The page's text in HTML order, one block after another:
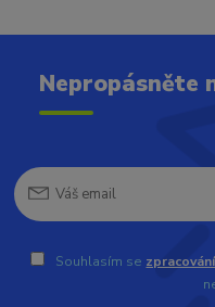
Nepropásněte
Souhlasím se